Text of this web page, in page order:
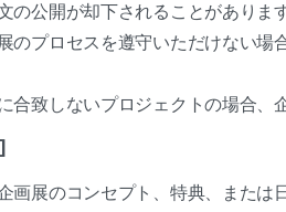
の公開が却下されることがあります
のプロセスを遵守いただけない
合致しないプロジェクトの場合
画展のコンセプト、特典、または